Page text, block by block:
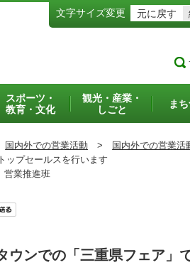
文字サイズ変更 元に戻す
スポーツ・
教育・文化
観光・産業・
しごと
ま
国内外での営業活動 > 国内外での営業活
ップセールスを行います
営業推進班
ウンでの「三重県フェア」